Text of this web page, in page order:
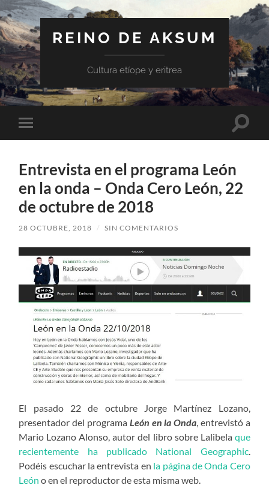
REINO DE AKSUM
Cultura etíope y eritrea
Alternar
el
Entrevista en el programa León
en la onda – Onda Cero León, 22
de octubre de 2018
28 OCTUBRE, 2018 / SIN COMENTARIOS
El pasado 22 de octubre Jorge Martínez Lozano,
presentador del programa León en la Onda, entrevistó a
Mario Lozano Alonso, autor del libro sobre Lalibela que
recientemente ha publicado National Geographic.
Podéis escuchar la entrevista en la página de Onda Cero
León o en el reproductor de esta misma web.